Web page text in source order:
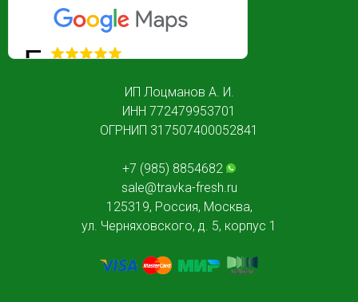
5
ИП Лоцманов А. И.
ИНН 772479953701
ОГРНИП 317507400052841
+7 (985) 8854682
sale@travka-fresh.ru
125319, Россия, Москва,
ул. Черняховского, д. 5, корпус 1